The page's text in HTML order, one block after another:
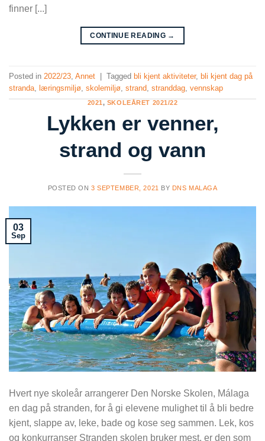
finner [...]
CONTINUE READING →
Posted in 2022/23 Annet | Tagged bli kjent aktiviteter, bli kjent dag på
stranda læringsmiljø skolemiljø strand stranddag vennskap
2021 , SKOLEÅRET 2021/22
Lykken er venner,
strand og vann
POSTED ON3 SEPTEMBER, 2021 BY DNS MALAGA
03
Sep
Hvert nye skoleår arrangerer Den Norske Skolen, Málaga
en dag på stranden, for å gi elevene mulighet til å bli bedre
kjent, slappe av, leke, bade og kose seg sammen. Lek, kos
og konkurranser Stranden skolen bruker mest, er den som